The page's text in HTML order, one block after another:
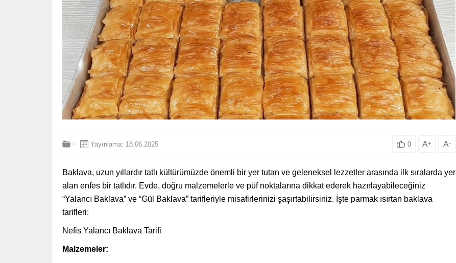
Yayınlama: 18.06.2025 0 A+ A-
Baklava, uzun yıllardır tatlı kültürümüzde önemli bir yer tutan ve geleneksel lezzetler arasında ilk sıralarda yer
alan enfes bir tatlıdır. Evde, doğru malzemelerle ve püf noktalarına dikkat ederek hazırlayabileceğiniz
“Yalancı Baklava” ve “Gül Baklava” tarifleriyle misafirlerinizi şaşırtabilirsiniz. İşte parmak ısırtan baklava
tarifleri:
Nefis Yalancı Baklava Tarifi
Malzemeler: